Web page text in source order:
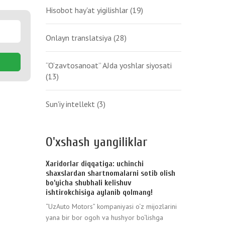
Hisobot hay'at yigilishlar (19)
Onlayn translatsiya (28)
“O‘zavtosanoat” AJda yoshlar siyosati
(13)
Sun'iy intellekt (3)
O'xshash yangiliklar
Xaridorlar diqqatiga: uchinchi
shaxslardan shartnomalarni sotib olish
bo’yicha shubhali kelishuv
ishtirokchisiga aylanib qolmang!
“UzAuto Motors” kompaniyasi o‘z mijozlarini
yana bir bor ogoh va hushyor bo‘lishga